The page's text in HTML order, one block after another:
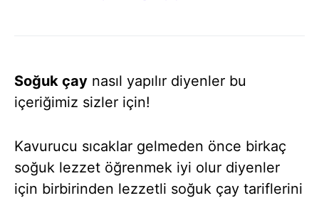
Soğuk çay nasıl yapılır diyenler bu
içeriğimiz sizler için!
Kavurucu sıcaklar gelmeden önce birkaç
soğuk lezzet öğrenmek iyi olur diyenler
için birbirinden lezzetli soğuk çay tariflerini